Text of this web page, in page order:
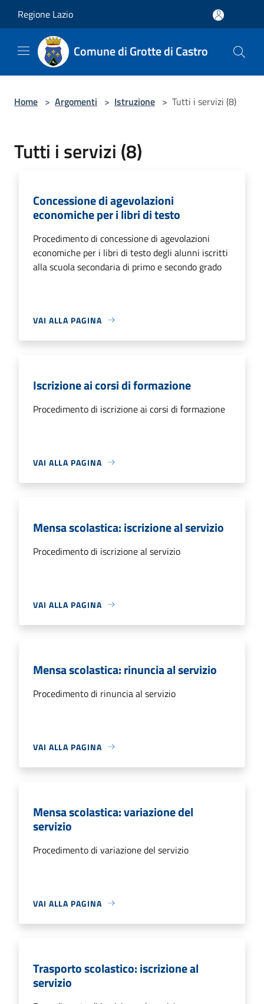
Regione Lazio
Comune di Grotte di Castro
Home > Argomenti > Istruzione > Tutti i servizi (8)
Tutti i servizi (8)
Concessione di agevolazioni
economiche per i libri di testo
Procedimento di concessione di agevolazioni
economiche per i libri di testo degli alunni iscritti
alla scuola secondaria di primo e secondo grado
VAI ALLA PAGINA
Iscrizione ai corsi di formazione
Procedimento di iscrizione ai corsi di formazione
VAI ALLA PAGINA
Mensa scolastica: iscrizione al servizio
Procedimento di iscrizione al servizio
VAI ALLA PAGINA
Mensa scolastica: rinuncia al servizio
Procedimento di rinuncia al servizio
VAI ALLA PAGINA
Mensa scolastica: variazione del
servizio
Procedimento di variazione del servizio
VAI ALLA PAGINA
Trasporto scolastico: iscrizione al
servizio